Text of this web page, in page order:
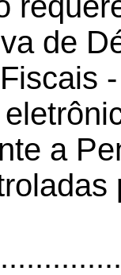
de
a